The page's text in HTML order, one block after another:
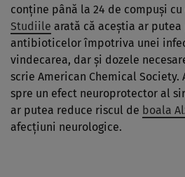
conţine până la 24 de compuşi
Studiile arată că aceştia ar
antibioticelor împotriva unei
vindecarea, dar şi dozele
scrie American Chemical Society.
spre un efect neuroprotector al
ar putea reduce riscul de boala
afecţiuni neurologice.